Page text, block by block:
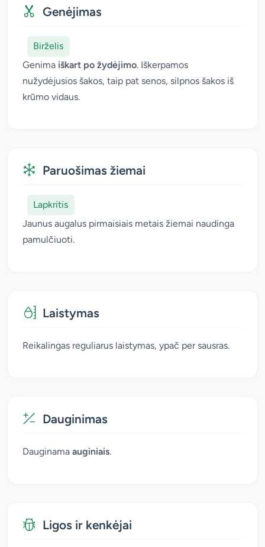
Genėjimas
Birželis
Genima iškart po žydėjimo. Iškerpamos
nužydėjusios šakos, taip pat senos, silpnos šakos iš
krūmo vidaus.
Paruošimas žiemai
Lapkritis
Jaunus augalus pirmaisiais metais žiemai naudinga
pamulčiuoti.
Laistymas
Reikalingas reguliarus laistymas, ypač per sausras.
Dauginimas
Dauginama auginiais.
Ligos ir kenkėjai